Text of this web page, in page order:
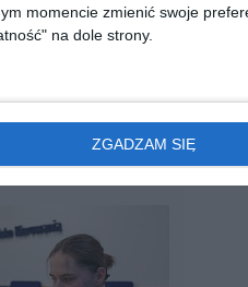
momencie zmienić swoje
na dole strony.
ZGADZAM SIĘ
ustaleniami,
materiałów i